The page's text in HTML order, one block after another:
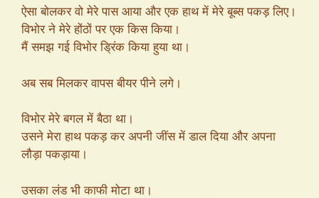
ऐसा बोलकर वो मेरे पास आया और एक हाथ में मेरे बूब्स पकड़ लिए।
विभोर ने मेरे होंठों पर एक किस किया।
मैं समझ गई विभोर ड्रिंक किया हुया था।
अब सब मिलकर वापस बीयर पीने लगे।
विभोर मेरे बगल में बैठा था।
उसने मेरा हाथ पकड़ कर अपनी जींस में डाल दिया और अपना
लौड़ा पकड़ाया।
उसका लंड भी काफी मोटा था।